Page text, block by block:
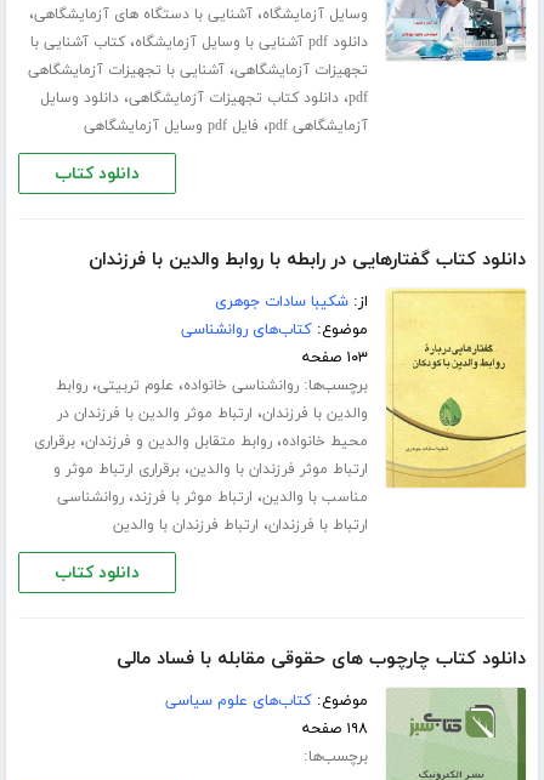
وسایل آزمایشگاه،آشنایی با دستگاه های آزمایشگاهی،
دانلود pdf آشنایی با وسایل آزمایشگاه ،کتاب آشنایی با
تجهیزات آزمایشگاهی،آشنایی با تجهیزات آزمایشگاهی
pdf،دانلود کتاب تجهیزات آزمایشگاهی،دانلود وسایل
آزمایشگاهی pdf
، فایل pdf وسایل آزمایشگاهی
دانلود کتاب
دانلود کتاب گفتارهایی در رابطه با روابط والدین با فرزندان
از:شکیبا سادات جوهری
موضوع:کتاب‌های روانشناسی
۱۰۳ صفحه
برچسب‌ها:روانشناسی خانواده، علوم تربیتی،روابط
والدین با فرزندان، ارتباط موثر والدین با فرزندان در
محیط خانواده،روابط متقابل والدین و فرزندان،برقراری
ارتباط موثر فرزندان با والدین،برقراری ارتباط موثر و
مناسب با والدین، ارتباط موثر با فرزند،روانشناسی
ارتباط با فرزندان، ارتباط فرزندان با والدین
دانلود کتاب
دانلود کتاب چارچوب های حقوقی مقابله با فساد مالی
موضوع:کتاب‌های علوم سیاسی
۱۹۸ صفحه
برچسب‌ها: